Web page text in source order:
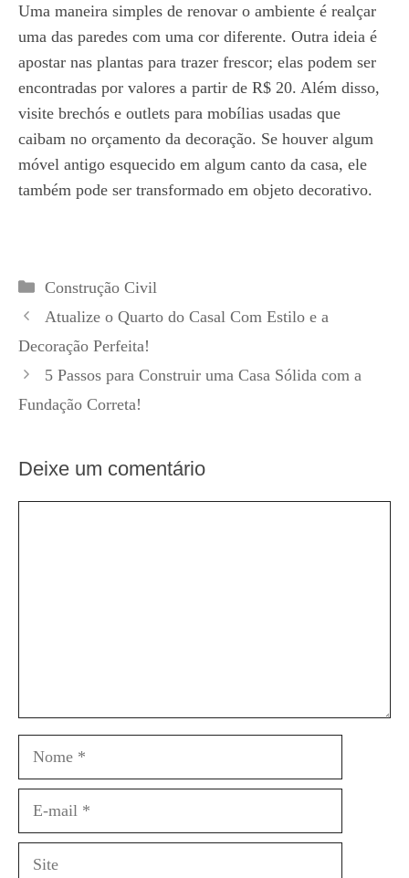
Uma maneira simples de renovar o ambiente é realçar
uma das paredes com uma cor diferente. Outra ideia é
apostar nas plantas para trazer frescor; elas podem ser
encontradas por valores a partir de R$ 20. Além disso,
visite brechós e outlets para mobílias usadas que
caibam no orçamento da decoração. Se houver algum
móvel antigo esquecido em algum canto da casa, ele
também pode ser transformado em objeto decorativo.
Categorias
Construção Civil
Atualize o Quarto do Casal Com Estilo e a
Decoração Perfeita!
5 Passos para Construir uma Casa Sólida com a
Fundação Correta!
Deixe um comentário